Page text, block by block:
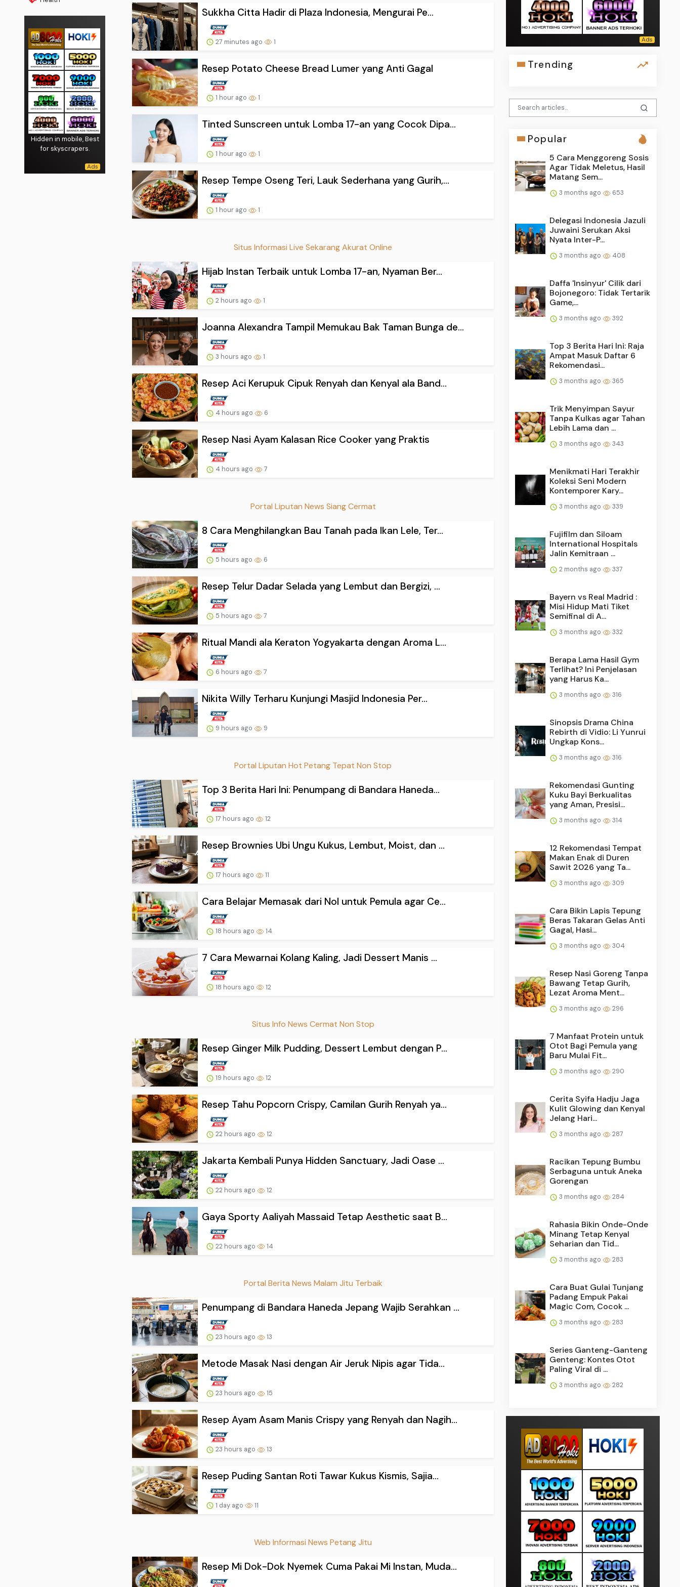
Hidden in mobile, Best
for skyscrapers.
Sukkha Citta Hadir di Plaza Indonesia, Mengurai Pe...
27 minutes ago 1
Resep Potato Cheese Bread Lumer yang Anti Gagal
1 hour ago 1
Tinted Sunscreen untuk Lomba 17-an yang Cocok Dipa...
1 hour ago 1
Resep Tempe Oseng Teri, Lauk Sederhana yang Gurih,...
1 hour ago 1
Situs Informasi Live Sekarang Akurat Online
Hijab Instan Terbaik untuk Lomba 17-an, Nyaman Ber...
2 hours ago 1
Joanna Alexandra Tampil Memukau Bak Taman Bunga de...
3 hours ago 1
Resep Aci Kerupuk Cipuk Renyah dan Kenyal ala Band...
4 hours ago 6
Resep Nasi Ayam Kalasan Rice Cooker yang Praktis
4 hours ago 7
Portal Liputan News Siang Cermat
8 Cara Menghilangkan Bau Tanah pada Ikan Lele, Ter...
5 hours ago 6
Resep Telur Dadar Selada yang Lembut dan Bergizi, ...
5 hours ago 7
Ritual Mandi ala Keraton Yogyakarta dengan Aroma L...
6 hours ago 7
Nikita Willy Terharu Kunjungi Masjid Indonesia Per...
9 hours ago 9
Portal Liputan Hot Petang Tepat Non Stop
Top 3 Berita Hari Ini: Penumpang di Bandara Haneda...
17 hours ago 12
Resep Brownies Ubi Ungu Kukus, Lembut, Moist, dan ...
17 hours ago 11
Cara Belajar Memasak dari Nol untuk Pemula agar Ce...
18 hours ago 14
7 Cara Mewarnai Kolang Kaling, Jadi Dessert Manis ...
18 hours ago 12
Situs Info News Cermat Non Stop
Resep Ginger Milk Pudding, Dessert Lembut dengan P...
19 hours ago 12
Resep Tahu Popcorn Crispy, Camilan Gurih Renyah ya...
22 hours ago 12
Jakarta Kembali Punya Hidden Sanctuary, Jadi Oase ...
22 hours ago 12
Gaya Sporty Aaliyah Massaid Tetap Aesthetic saat B...
22 hours ago 14
Portal Berita News Malam Jitu Terbaik
Penumpang di Bandara Haneda Jepang Wajib Serahkan ...
23 hours ago 13
Metode Masak Nasi dengan Air Jeruk Nipis agar Tida...
23 hours ago 15
Resep Ayam Asam Manis Crispy yang Renyah dan Nagih...
23 hours ago 13
Resep Puding Santan Roti Tawar Kukus Kismis, Sajia...
1 day ago 11
Web Informasi News Petang Jitu
Resep Mi Dok-Dok Nyemek Cuma Pakai Mi Instan, Muda...
Trending
Popular
5 Cara Menggoreng Sosis
Agar Tidak Meletus, Hasil
Matang Sem...
3 months ago 653
Delegasi Indonesia Jazuli
Juwaini Serukan Aksi
Nyata Inter-P...
3 months ago 408
Daffa 'Insinyur' Cilik dari
Bojonegoro: Tidak Tertarik
Game,...
3 months ago 392
Top 3 Berita Hari Ini: Raja
Ampat Masuk Daftar 6
Rekomendasi...
3 months ago 365
Trik Menyimpan Sayur
Tanpa Kulkas agar Tahan
Lebih Lama dan ...
3 months ago 343
Menikmati Hari Terakhir
Koleksi Seni Modern
Kontemporer Kary...
3 months ago 339
Fujifilm dan Siloam
International Hospitals
Jalin Kemitraan ...
2 months ago 337
Bayern vs Real Madrid :
Misi Hidup Mati Tiket
Semifinal di A...
3 months ago 332
Berapa Lama Hasil Gym
Terlihat? Ini Penjelasan
yang Harus Ka...
3 months ago 316
Sinopsis Drama China
Rebirth di Vidio: Li Yunrui
Ungkap Kons...
3 months ago 316
Rekomendasi Gunting
Kuku Bayi Berkualitas
yang Aman, Presisi...
3 months ago 314
12 Rekomendasi Tempat
Makan Enak di Duren
Sawit 2026 yang Ta...
3 months ago 309
Cara Bikin Lapis Tepung
Beras Takaran Gelas Anti
Gagal, Hasi...
3 months ago 304
Resep Nasi Goreng Tanpa
Bawang Tetap Gurih,
Lezat Aroma Ment...
3 months ago 296
7 Manfaat Protein untuk
Otot Bagi Pemula yang
Baru Mulai Fit...
3 months ago 290
Cerita Syifa Hadju Jaga
Kulit Glowing dan Kenyal
Jelang Hari...
3 months ago 287
Racikan Tepung Bumbu
Serbaguna untuk Aneka
Gorengan
3 months ago 284
Rahasia Bikin Onde-Onde
Minang Tetap Kenyal
Seharian dan Tid...
3 months ago 283
Cara Buat Gulai Tunjang
Padang Empuk Pakai
Magic Com, Cocok ...
3 months ago 283
Series Ganteng-Ganteng
Genteng: Kontes Otot
Paling Viral di ...
3 months ago 282